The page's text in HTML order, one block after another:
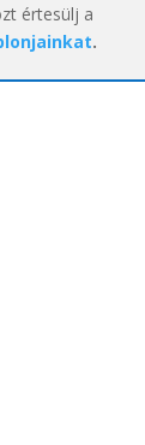
értesülj a
.